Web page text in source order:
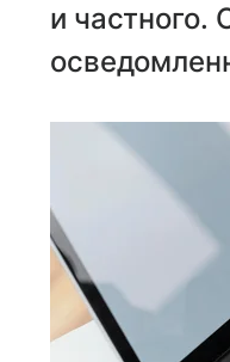
и частного.